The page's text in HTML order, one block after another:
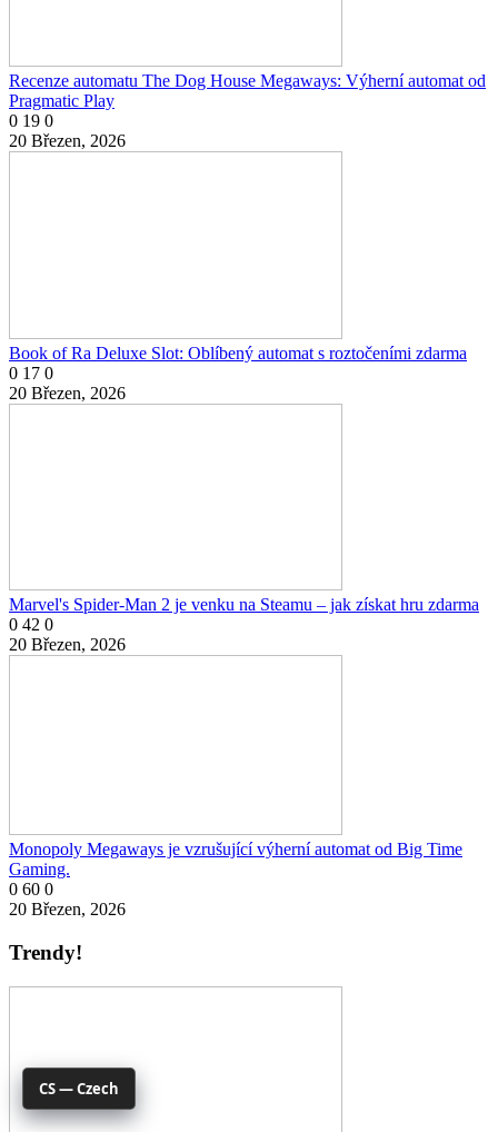
Recenze automatu The Dog House Megaways: Výherní automat od
Pragmatic Play
0 19 0
20 Březen, 2026
Book of Ra Deluxe Slot: Oblíbený automat s roztočeními zdarma
0 17 0
20 Březen, 2026
Marvel's Spider-Man 2 je venku na Steamu – jak získat hru zdarma
0 42 0
20 Březen, 2026
Monopoly Megaways je vzrušující výherní automat od Big Time
Gaming.
0 60 0
20 Březen, 2026
Trendy!
CS — Czech